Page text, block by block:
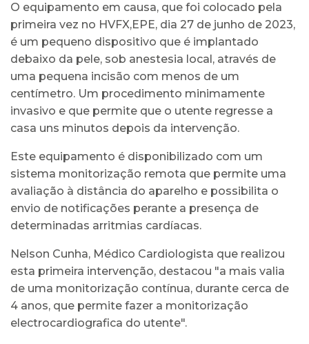
O equipamento em causa, que foi colocado pela
primeira vez no HVFX,EPE, dia 27 de junho de 2023,
é um pequeno dispositivo que é implantado
debaixo da pele, sob anestesia local, através de
uma pequena incisão com menos de um
centímetro. Um procedimento minimamente
invasivo e que permite que o utente regresse a
casa uns minutos depois da intervenção.
Este equipamento é disponibilizado com um
sistema monitorização remota que permite uma
avaliação à distância do aparelho e possibilita o
envio de notificações perante a presença de
determinadas arritmias cardíacas.
Nelson Cunha, Médico Cardiologista que realizou
esta primeira intervenção, destacou "a mais valia
de uma monitorização contínua, durante cerca de
4 anos, que permite fazer a monitorização
electrocardiografica do utente".